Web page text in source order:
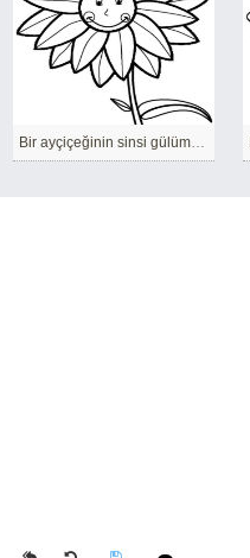
Bir ayçiçeğinin sinsi gülümsemesi